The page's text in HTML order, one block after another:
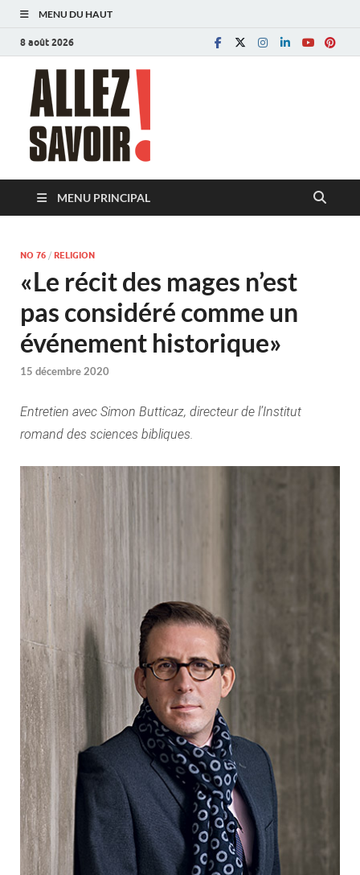
MENU DU HAUT
8 août 2026
MENU PRINCIPAL
NO 76 / RELIGION
«Le récit des mages n’est
pas considéré comme un
événement historique»
15 décembre 2020
Entretien avec Simon Butticaz, directeur de l’Institut
romand des sciences bibliques.